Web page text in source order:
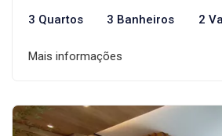
3 Quartos 3 Banheiros 2
Mais informações